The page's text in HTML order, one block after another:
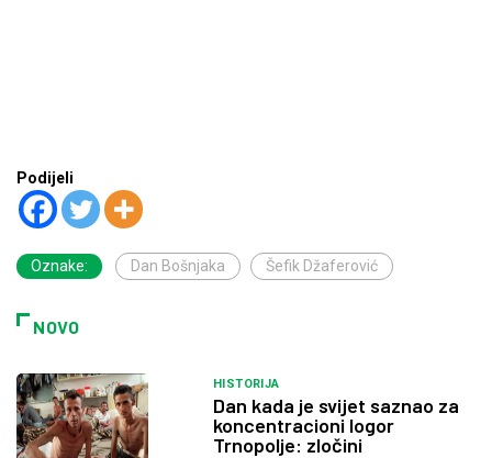
Podijeli
Oznake: Dan Bošnjaka Šefik Džaferović
NOVO
HISTORIJA
Dan kada je svijet saznao za
koncentracioni logor
Trnopolje: zločini